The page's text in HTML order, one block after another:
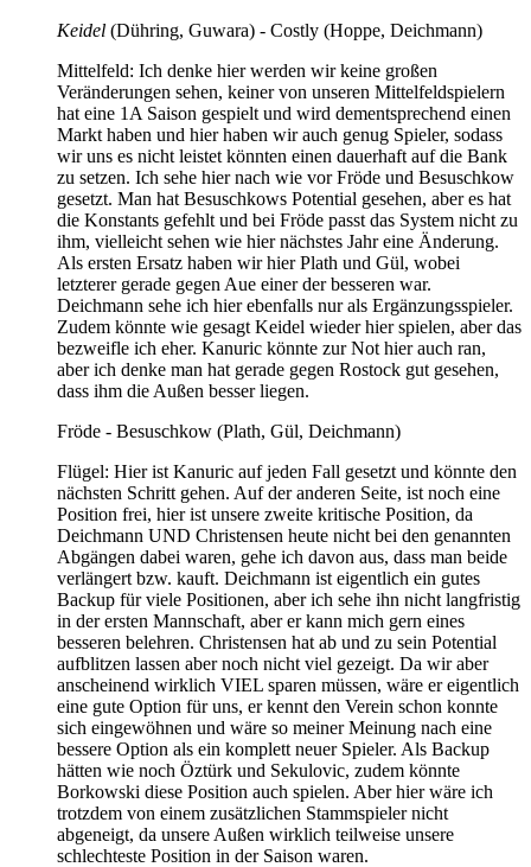
Keidel (Dühring, Guwara) - Costly (Hoppe, Deichmann)
Mittelfeld: Ich denke hier werden wir keine großen
Veränderungen sehen, keiner von unseren Mittelfeldspielern
hat eine 1A Saison gespielt und wird dementsprechend einen
Markt haben und hier haben wir auch genug Spieler, sodass
wir uns es nicht leistet könnten einen dauerhaft auf die Bank
zu setzen. Ich sehe hier nach wie vor Fröde und Besuschkow
gesetzt. Man hat Besuschkows Potential gesehen, aber es hat
die Konstants gefehlt und bei Fröde passt das System nicht zu
ihm, vielleicht sehen wie hier nächstes Jahr eine Änderung.
Als ersten Ersatz haben wir hier Plath und Gül, wobei
letzterer gerade gegen Aue einer der besseren war.
Deichmann sehe ich hier ebenfalls nur als Ergänzungsspieler.
Zudem könnte wie gesagt Keidel wieder hier spielen, aber das
bezweifle ich eher. Kanuric könnte zur Not hier auch ran,
aber ich denke man hat gerade gegen Rostock gut gesehen,
dass ihm die Außen besser liegen.
Fröde - Besuschkow (Plath, Gül, Deichmann)
Flügel: Hier ist Kanuric auf jeden Fall gesetzt und könnte den
nächsten Schritt gehen. Auf der anderen Seite, ist noch eine
Position frei, hier ist unsere zweite kritische Position, da
Deichmann UND Christensen heute nicht bei den genannten
Abgängen dabei waren, gehe ich davon aus, dass man beide
verlängert bzw. kauft. Deichmann ist eigentlich ein gutes
Backup für viele Positionen, aber ich sehe ihn nicht langfristig
in der ersten Mannschaft, aber er kann mich gern eines
besseren belehren. Christensen hat ab und zu sein Potential
aufblitzen lassen aber noch nicht viel gezeigt. Da wir aber
anscheinend wirklich VIEL sparen müssen, wäre er eigentlich
eine gute Option für uns, er kennt den Verein schon konnte
sich eingewöhnen und wäre so meiner Meinung nach eine
bessere Option als ein komplett neuer Spieler. Als Backup
hätten wie noch Öztürk und Sekulovic, zudem könnte
Borkowski diese Position auch spielen. Aber hier wäre ich
trotzdem von einem zusätzlichen Stammspieler nicht
abgeneigt, da unsere Außen wirklich teilweise unsere
schlechteste Position in der Saison waren.